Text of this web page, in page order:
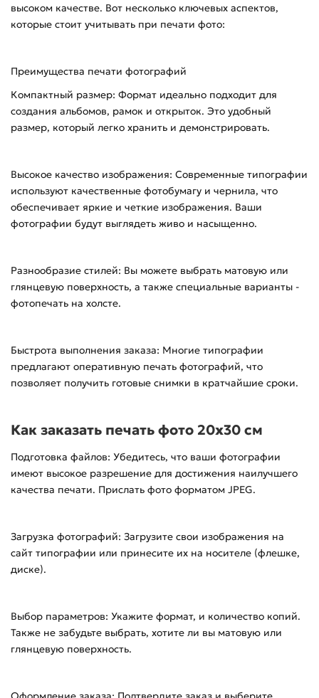
высоком качестве. Вот несколько ключевых аспектов,
которые стоит учитывать при печати фото:
Преимущества печати фотографий
Компактный размер: Формат идеально подходит для
создания альбомов, рамок и открыток. Это удобный
размер, который легко хранить и демонстрировать.
Высокое качество изображения: Современные типографии
используют качественные фотобумагу и чернила, что
обеспечивает яркие и четкие изображения. Ваши
фотографии будут выглядеть живо и насыщенно.
Разнообразие стилей: Вы можете выбрать матовую или
глянцевую поверхность, а также специальные варианты -
фотопечать на холсте.
Быстрота выполнения заказа: Многие типографии
предлагают оперативную печать фотографий, что
позволяет получить готовые снимки в кратчайшие сроки.
Как заказать печать фото 20x30 см
Подготовка файлов: Убедитесь, что ваши фотографии
имеют высокое разрешение для достижения наилучшего
качества печати. Прислать фото форматом JPEG.
Загрузка фотографий: Загрузите свои изображения на
сайт типографии или принесите их на носителе (флешке,
диске).
Выбор параметров: Укажите формат, и количество копий.
Также не забудьте выбрать, хотите ли вы матовую или
глянцевую поверхность.